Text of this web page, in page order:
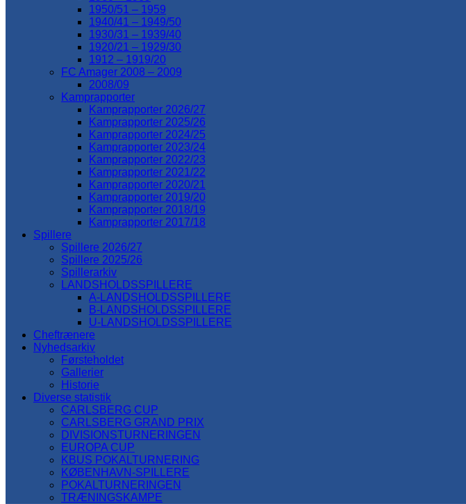
1950/51 – 1959
1940/41 – 1949/50
1930/31 – 1939/40
1920/21 – 1929/30
1912 – 1919/20
FC Amager 2008 – 2009
2008/09
Kamprapporter
Kamprapporter 2026/27
Kamprapporter 2025/26
Kamprapporter 2024/25
Kamprapporter 2023/24
Kamprapporter 2022/23
Kamprapporter 2021/22
Kamprapporter 2020/21
Kamprapporter 2019/20
Kamprapporter 2018/19
Kamprapporter 2017/18
Spillere
Spillere 2026/27
Spillere 2025/26
Spillerarkiv
LANDSHOLDSSPILLERE
A-LANDSHOLDSSPILLERE
B-LANDSHOLDSSPILLERE
U-LANDSHOLDSSPILLERE
Cheftrænere
Nyhedsarkiv
Førsteholdet
Gallerier
Historie
Diverse statistik
CARLSBERG CUP
CARLSBERG GRAND PRIX
DIVISIONSTURNERINGEN
EUROPA CUP
KBUS POKALTURNERING
KØBENHAVN-SPILLERE
POKALTURNERINGEN
TRÆNINGSKAMPE